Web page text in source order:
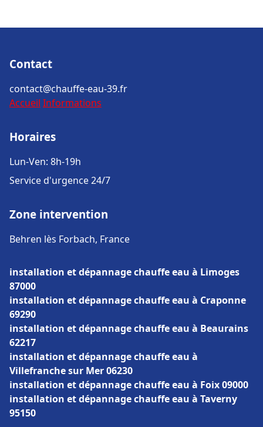
Contact
contact@chauffe-eau-39.fr
Accueil Informations
Horaires
Lun-Ven: 8h-19h
Service d'urgence 24/7
Zone intervention
Behren lès Forbach, France
installation et dépannage chauffe eau à Limoges
87000
installation et dépannage chauffe eau à Craponne
69290
installation et dépannage chauffe eau à Beaurains
62217
installation et dépannage chauffe eau à
Villefranche sur Mer 06230
installation et dépannage chauffe eau à Foix 09000
installation et dépannage chauffe eau à Taverny
95150